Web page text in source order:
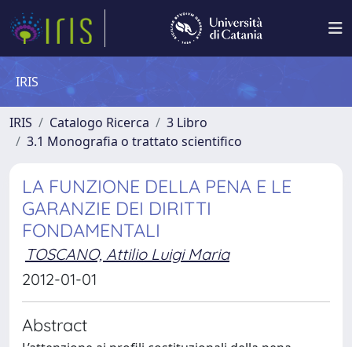
IRIS
IRIS Catalogo Ricerca
3 Libro
3.1 Monografia o trattato scientifico
LA FUNZIONE DELLA PENA E LE
GARANZIE DEI DIRITTI
FONDAMENTALI
TOSCANO, Attilio Luigi Maria
2012-01-01
Abstract